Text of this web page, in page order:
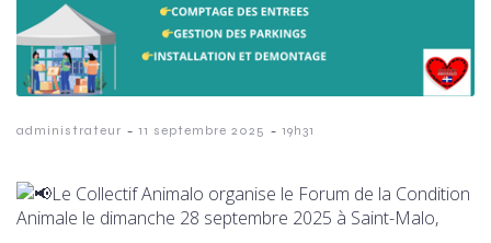
administrateur - 11 septembre 2025 - 19h31
Le Collectif Animalo organise le Forum de la Condition
Animale le dimanche 28 septembre 2025 à Saint-Malo,